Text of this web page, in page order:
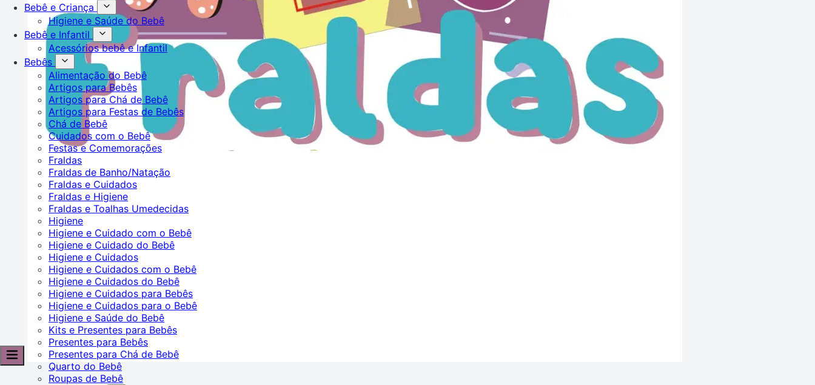
Bebê e Criança
Higiene e Saúde do Bebê
Bebê e Infantil
Acessórios bebê e Infantil
Bebês
Alimentação do Bebê
Artigos para Bebês
Artigos para Chá de Bebê
Artigos para Festas de Bebês
Chá de Bebê
Cuidados com o Bebê
Festas e Comemorações
Fraldas
Fraldas de Banho/Natação
Fraldas e Cuidados
Fraldas e Higiene
Fraldas e Toalhas Umedecidas
Higiene
Higiene e Cuidado com o Bebê
Higiene e Cuidado do Bebê
Higiene e Cuidados
Higiene e Cuidados com o Bebê
Higiene e Cuidados do Bebê
Higiene e Cuidados para Bebês
Higiene e Cuidados para o Bebê
Higiene e Saúde do Bebê
Kits e Presentes para Bebês
Presentes para Bebês
Presentes para Chá de Bebê
Quarto do Bebê
Roupas de Bebê